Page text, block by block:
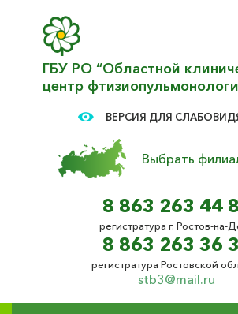
ГБУ РО “Областной
центр
ВЕРСИЯ ДЛЯ
Выбрать
8 863 263 44
регистратура г. Ростов-на-
8 863 263 36
регистратура Ростовской
stb3@mail.ru